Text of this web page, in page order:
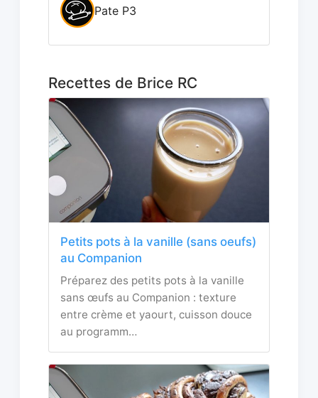
Pate P3
Recettes de Brice RC
Petits pots à la vanille (sans oeufs)
au Companion
Préparez des petits pots à la vanille
sans œufs au Companion : texture
entre crème et yaourt, cuisson douce
au programm…